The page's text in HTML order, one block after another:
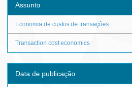
Assunto
Economia de custos de transações
Transaction cost economics
Data de publicação